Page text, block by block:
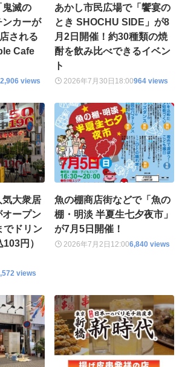
鬼滅の
ンカーが
される
Cafe
2,906 views
あかし市民広場で「饗宴の
とき SHOCHU SIDE」が8
月2日開催！約30種類の焼
酎を飲み比べできるイベン
ト
2026年7月30日 18:00964 views
大衆居
ープン
でドリン
円）
views
魚の棚商店街などで「魚の
棚・明淡 半夏生七夕夜市」
が7月5日開催！
2026年7月2日 12:006,840 views